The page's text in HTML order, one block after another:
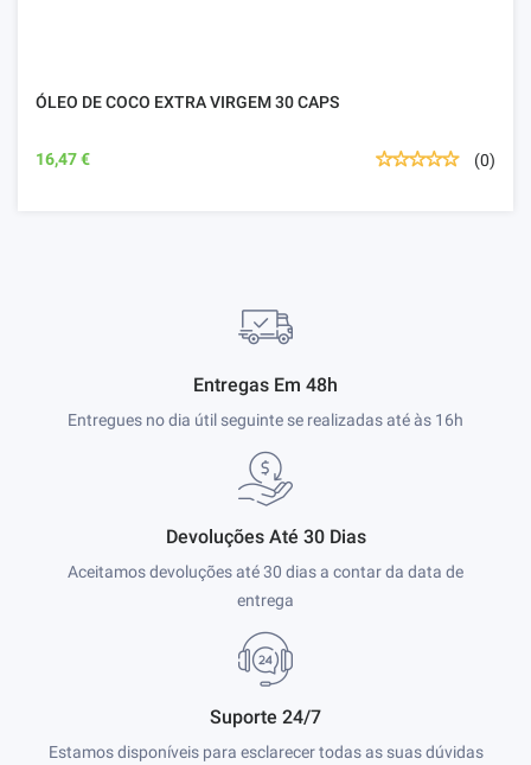
ÓLEO DE COCO EXTRA VIRGEM 30 CAPS
16,47 € (0)
Entregas Em 48h
Entregues no dia útil seguinte se realizadas até às 16h
Devoluções Até 30 Dias
Aceitamos devoluções até 30 dias a contar da data de
entrega
Suporte 24/7
Estamos disponíveis para esclarecer todas as suas dúvidas